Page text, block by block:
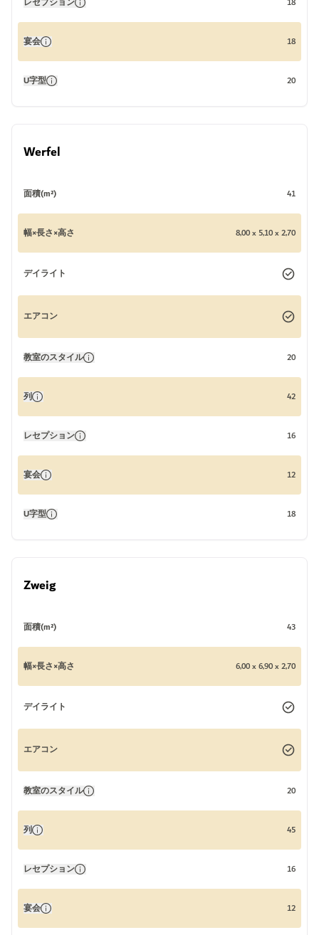
宴会 18
U字型 20
Werfel
面積(m²) 41
幅×長さ×高さ 8,00 x 5,10 x 2,70
デイライト
エアコン
教室のスタイル 20
列 42
レセプション 16
宴会 12
U字型 18
Zweig
面積(m²) 43
幅×長さ×高さ 6,00 x 6,90 x 2,70
デイライト
エアコン
教室のスタイル 20
列 45
レセプション 16
宴会 12